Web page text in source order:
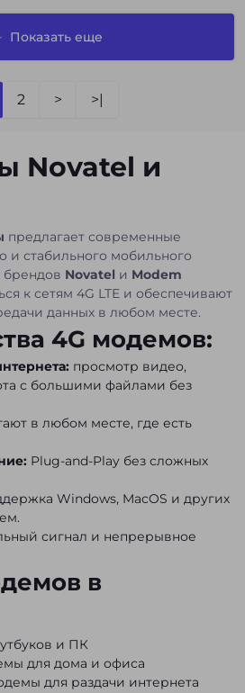
Показать еще
2 > >|
Novatel и
предлагает современные
и стабильного мобильного
брендов Novatel и Modem
к сетям 4G LTE и обеспечивают
данных в любом месте.
4G модемов:
просмотр видео,
с большими файлами без
в любом месте, где есть
Plug-and-Play без сложных
Windows, MacOS и других
сигнал и непрерывное
в
и ПК
для дома и офиса
для раздачи интернета